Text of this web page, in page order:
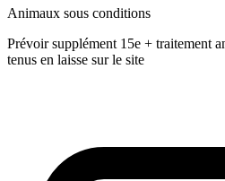
Animaux sous conditions
Prévoir supplément 15e + traitement
tenus en laisse sur le site